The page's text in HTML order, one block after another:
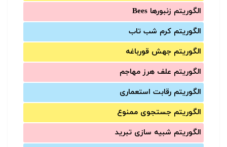
الگوریتم زنبورها Bees
الگوریتم کرم شب تاب
الگوریتم جهش قورباغه
الگوریتم علف هرز مهاجم
الگوریتم رقابت استعماری
الگوریتم جستجوی ممنوع
الگوریتم شبیه سازی تبرید